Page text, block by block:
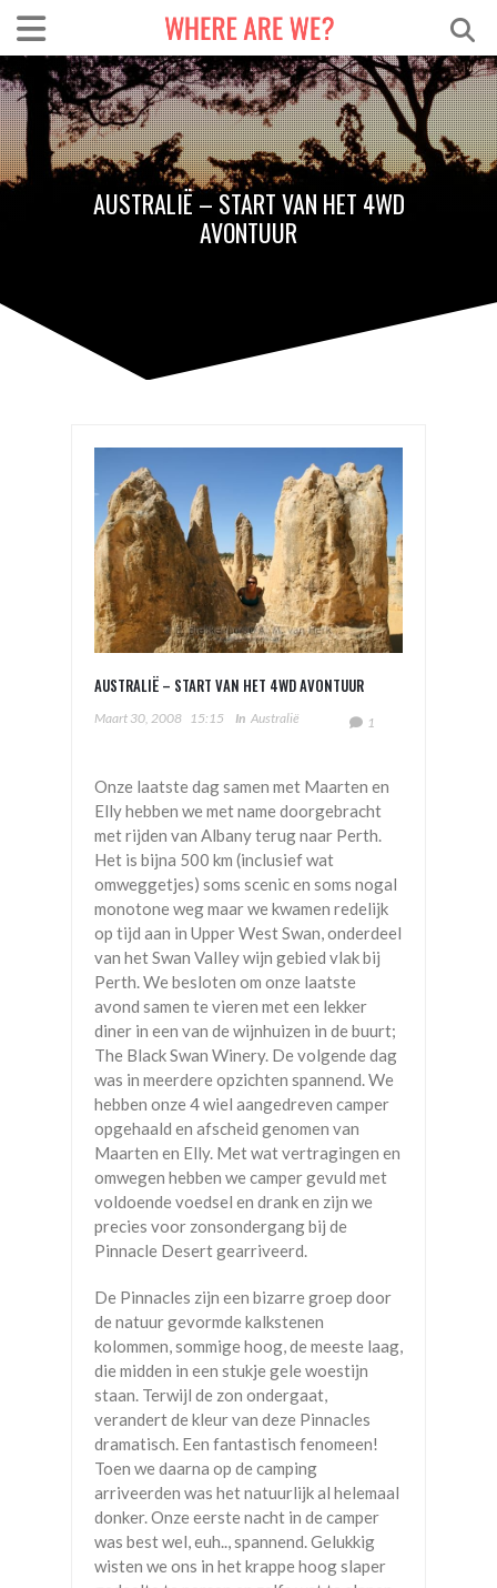
AUSTRALIË – START VAN HET 4WD
AVONTUUR
AUSTRALIË – START VAN HET 4WD AVONTUUR
Maart 30, 2008 15:15 In Australië 1
Onze laatste dag samen met Maarten en
Elly hebben we met name doorgebracht
met rijden van Albany terug naar Perth.
Het is bijna 500 km (inclusief wat
omweggetjes) soms scenic en soms nogal
monotone weg maar we kwamen redelijk
op tijd aan in Upper West Swan, onderdeel
van het Swan Valley wijn gebied vlak bij
Perth. We besloten om onze laatste
avond samen te vieren met een lekker
diner in een van de wijnhuizen in de buurt;
The Black Swan Winery. De volgende dag
was in meerdere opzichten spannend. We
hebben onze 4 wiel aangedreven camper
opgehaald en afscheid genomen van
Maarten en Elly. Met wat vertragingen en
omwegen hebben we camper gevuld met
voldoende voedsel en drank en zijn we
precies voor zonsondergang bij de
Pinnacle Desert gearriveerd.
De Pinnacles zijn een bizarre groep door
de natuur gevormde kalkstenen
kolommen, sommige hoog, de meeste laag,
die midden in een stukje gele woestijn
staan. Terwijl de zon ondergaat,
verandert de kleur van deze Pinnacles
dramatisch. Een fantastisch fenomeen!
Toen we daarna op de camping
arriveerden was het natuurlijk al helemaal
donker. Onze eerste nacht in de camper
was best wel, euh.., spannend. Gelukkig
wisten we ons in het krappe hoog slaper